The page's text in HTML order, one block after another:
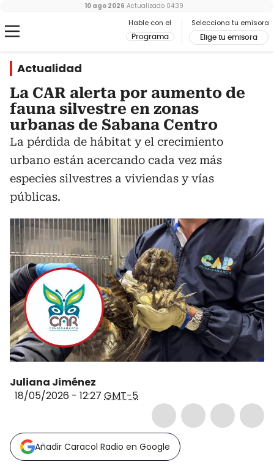
Hable con el
Programa
Selecciona tu emisora
Elige tu emisora
10 ago 2026 Actualizado 04:39
Actualidad
La CAR alerta por aumento de
fauna silvestre en zonas
urbanas de Sabana Centro
La pérdida de hábitat y el crecimiento
urbano están acercando cada vez más
especies silvestres a viviendas y vías
públicas.
Juliana Jiménez
18/05/2026 - 12:27 GMT-5
Añadir Caracol Radio en Google